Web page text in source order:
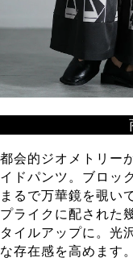
都会的ジオメトリー
イドパンツ。ブロッ
まるで万華鏡を覗い
プライクに配された
タイルアップに。光
な存在感を高めます。